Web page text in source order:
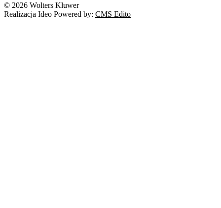
© 2026 Wolters Kluwer
Realizacja Ideo Powered by: CMS Edito